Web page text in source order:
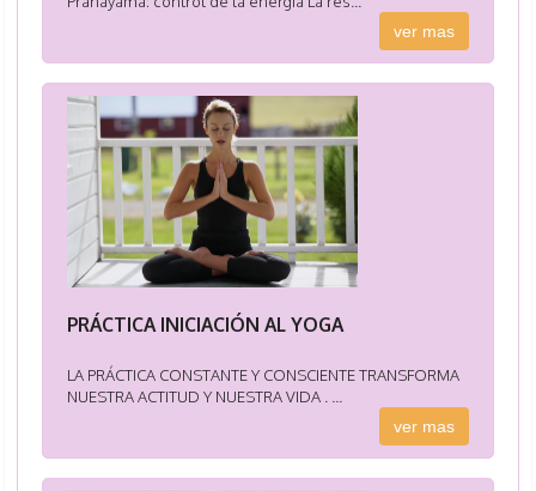
ver mas
PRÁCTICA INICIACIÓN AL YOGA
LA PRÁCTICA CONSTANTE Y CONSCIENTE TRANSFORMA
NUESTRA ACTITUD Y NUESTRA VIDA . ...
ver mas